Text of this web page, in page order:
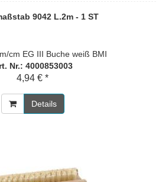
9042 L.2m - 1 ST
cm EG III Buche weiß BMI
Nr.: 4000853003
4,94 € *
Details